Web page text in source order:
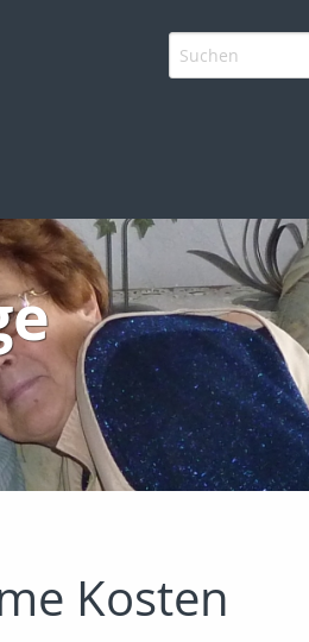
Kosten